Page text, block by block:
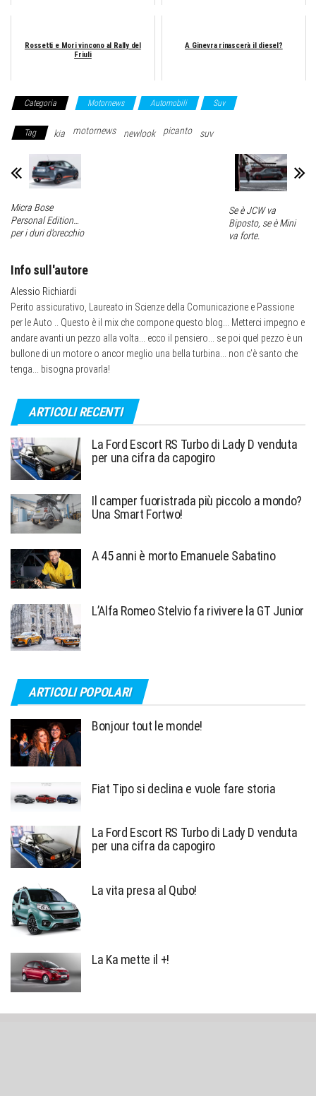
Rossetti e Mori vincono al Rally del
Friuli
A Ginevra rinascerà il diesel?
Categoria Motornews Automobili Suv
Tag kia motornews newlook picanto suv
Micra Bose
Personal Edition…
per i duri d’orecchio
Se è JCW va
Biposto, se è Mini
va forte.
Info sull'autore
Alessio Richiardi
Perito assicurativo, Laureato in Scienze della Comunicazione e Passione
per le Auto .. Questo è il mix che compone questo blog... Metterci impegno e
andare avanti un pezzo alla volta... ecco il pensiero... se poi quel pezzo è un
bullone di un motore o ancor meglio una bella turbina... non c’è santo che
tenga... bisogna provarla!
ARTICOLI RECENTI
La Ford Escort RS Turbo di Lady D venduta
per una cifra da capogiro
Il camper fuoristrada più piccolo a mondo?
Una Smart Fortwo!
A 45 anni è morto Emanuele Sabatino
L’Alfa Romeo Stelvio fa rivivere la GT Junior
ARTICOLI POPOLARI
Bonjour tout le monde!
Fiat Tipo si declina e vuole fare storia
La Ford Escort RS Turbo di Lady D venduta
per una cifra da capogiro
La vita presa al Qubo!
La Ka mette il +!